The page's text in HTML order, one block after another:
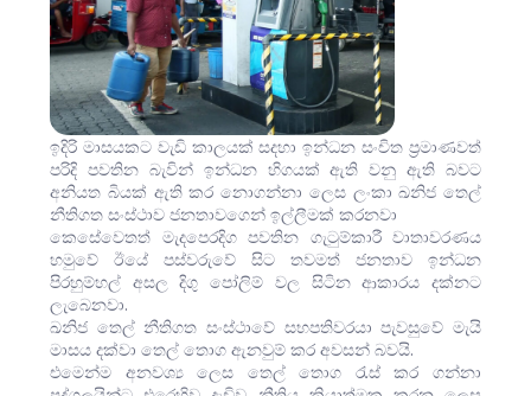
ඉදිරි මාසයකට වැඩි කාලයක් සදහා ඉන්ධන සංචිත ප්‍රමාණවත්
පරිදි පවතින බැවින් ඉන්ධන හිගයක් ඇති වනු ඇති බවට
අනියත බියක් ඇති කර නොගන්නා ලෙස ලංකා ඛනිජ තෙල්
නීතිගත සංස්ථාව ජනතාවගෙන් ඉල්ලීමක් කරනවා
කෙසේවෙතත් මැදපෙරදිග පවතින ගැටුම්කාරී වාතාවරණය
හමුවේ ඊයේ පස්වරුවේ සිට තවමත් ජනතාව ඉන්ධන
පිරහුම්හල් අසල දිගු පෝලිම් වල සිටින ආකාරය දක්නට
ලැබෙනවා.
ඛනිජ තෙල් නීතිගත සංස්ථාවේ සභපතිවරයා පැවසුවේ මැයි
මාසය දක්වා තෙල් තොග ඇනවුම් කර අවසන් බවයි.
එමෙන්ම අනවශ්‍ය ලෙස තෙල් තොග රැස් කර ගන්නා